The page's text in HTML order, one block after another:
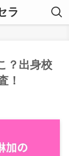
ラ
？出身校
！